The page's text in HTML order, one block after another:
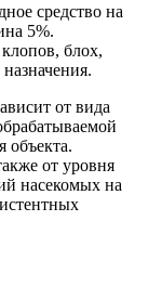
средство на
5%.
блох,
от вида
объекта.
от уровня
насекомых на